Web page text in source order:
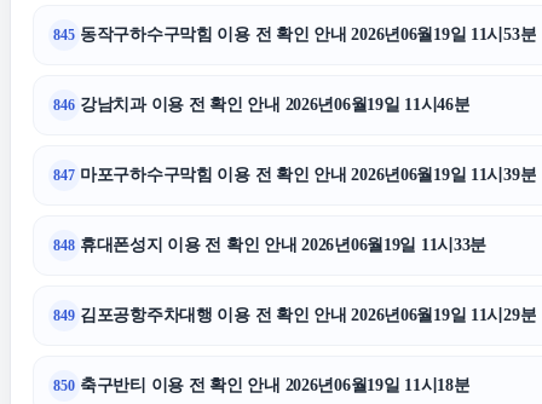
845 동작구하수구막힘 이용 전 확인 안내 2026년06월19일 11시53분
846 강남치과 이용 전 확인 안내 2026년06월19일 11시46분
847 마포구하수구막힘 이용 전 확인 안내 2026년06월19일 11시39분
848 휴대폰성지 이용 전 확인 안내 2026년06월19일 11시33분
849 김포공항주차대행 이용 전 확인 안내 2026년06월19일 11시29분
850 축구반티 이용 전 확인 안내 2026년06월19일 11시18분